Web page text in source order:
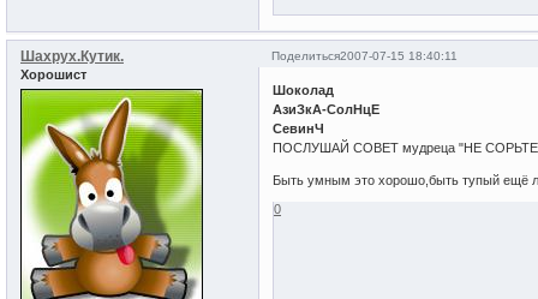
Поделиться2007-07-15 18:40:11
Шахрух.Кутик.
Хорошист
Шоколад
АзиЗкА-СолНцЕ
СевинЧ
ПОСЛУШАЙ СОВЕТ мудреца "НЕ
Быть умным это хорошо,быть тупый ещё
0